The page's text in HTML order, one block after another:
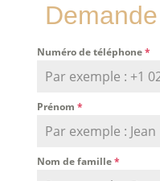
Numéro de téléphone*
Prénom *
Nom de famille*